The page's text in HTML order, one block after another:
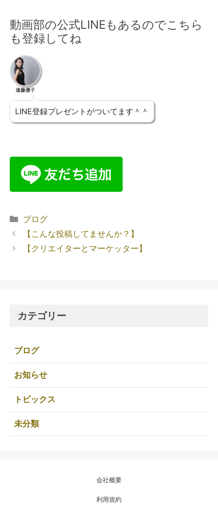
動画部の公式LINEもあるのでこちら
も登録してね
遠藤優子
LINE登録プレゼントがついてます＾＾
ブログ
【こんな投稿してませんか？】
【クリエイターとマーケッター】
カテゴリー
ブログ
お知らせ
トピックス
未分類
会社概要
利用規約